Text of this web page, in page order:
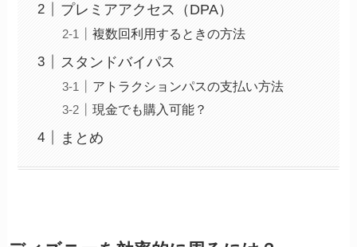
プレミアアクセス（DPA）
複数回利用するときの方法
スタンドバイパス
アトラクションパスの支払い方法
現金でも購入可能？
まとめ